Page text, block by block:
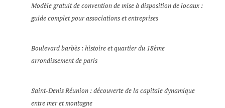
Modèle gratuit de convention de mise à disposition de locaux :
guide complet pour associations et entreprises
Boulevard barbès : histoire et quartier du 18ème
arrondissement de paris
Saint-Denis Réunion : découverte de la capitale dynamique
entre mer et montagne